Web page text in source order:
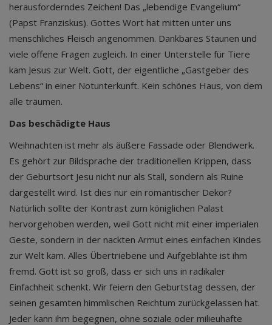
herausforderndes Zeichen! Das „lebendige Evangelium“
(Papst Franziskus). Gottes Wort hat mitten unter uns
menschliches Fleisch angenommen. Dankbares Staunen und
viele offene Fragen zugleich. In einer Unterstelle für Tiere
kam Jesus zur Welt. Gott, der eigentliche „Gastgeber des
Lebens“ in einer Notunterkunft. Kein schönes Haus, von dem
alle träumen.
Das beschädigte Haus
Weihnachten ist mehr als äußere Fassade oder Blendwerk.
Es gehört zur Bildsprache der traditionellen Krippen, dass
der Geburtsort Jesu nicht nur als Stall, sondern als Ruine
dargestellt wird. Ist dies nur ein romantischer Dekor?
Natürlich sollte der Kontrast zum königlichen Palast
hervorgehoben werden, weil Gott nicht mit einer imperialen
Geste, sondern in der nackten Armut eines einfachen Kindes
zur Welt kam. Alles Übertriebene und Aufgeblähte ist ihm
fremd. Gott ist so groß, dass er sich uns in radikaler
Einfachheit schenkt. Wir feiern den Geburtstag dessen, der
seinen gesamten himmlischen Reichtum zurückgelassen hat.
Jeder kann ihm begegnen, ohne soziale oder milieuhafte